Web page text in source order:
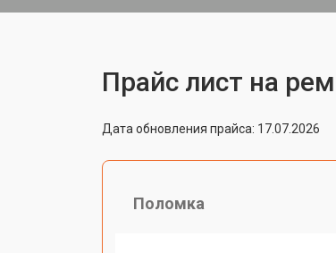
Прайс лист на
Дата обновления прайса: 17.07.2026
Поломка